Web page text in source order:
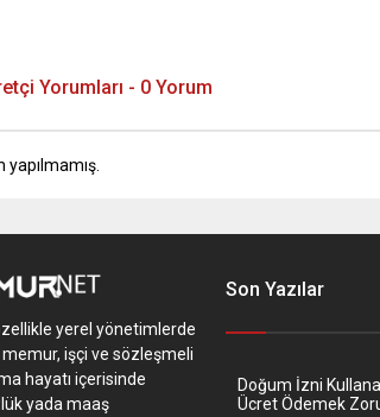
Yorumları - 0 Yorum
yerel yönetimlerde
işçi ve sözleşmeli
hayatı içerisinde
yada maaş
Son Yazılar
Doğum İzni
Ücret Ödemek